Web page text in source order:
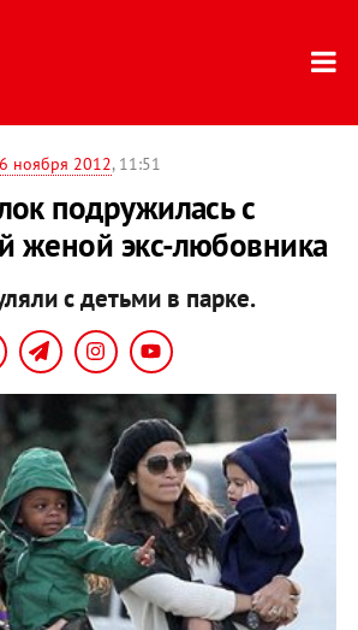
ноября 2012, 11:51
подружилась с
женой экс-любовника
с детьми в парке.